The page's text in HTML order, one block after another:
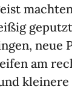
neue
am